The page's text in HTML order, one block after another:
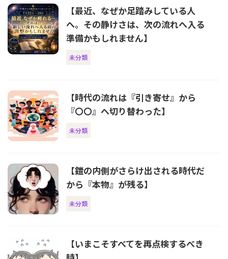
【最近、なぜか足踏みしている人
へ。その静けさは、次の流れへ入る
準備かもしれません】
未分類
【時代の流れは『引き寄せ』から
『〇〇』へ切り替わった】
未分類
【鎧の内側がさらけ出される時代だ
から『本物』が残る】
未分類
【いまこそすべてを再点検するべき